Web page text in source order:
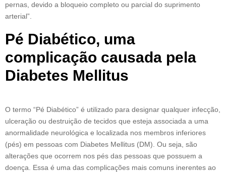
pernas, devido a bloqueio completo ou parcial do suprimento
arterial”.
Pé Diabético, uma
complicação causada pela
Diabetes Mellitus
O termo “Pé Diabético” é utilizado para designar qualquer infecção,
ulceração ou destruição de tecidos que esteja associada a uma
anormalidade neurológica e localizada nos membros inferiores
(pés) em pessoas com Diabetes Mellitus (DM). Ou seja, são
alterações que ocorrem nos pés das pessoas que possuem a
doença. Essa é uma das complicações mais comuns inerentes ao